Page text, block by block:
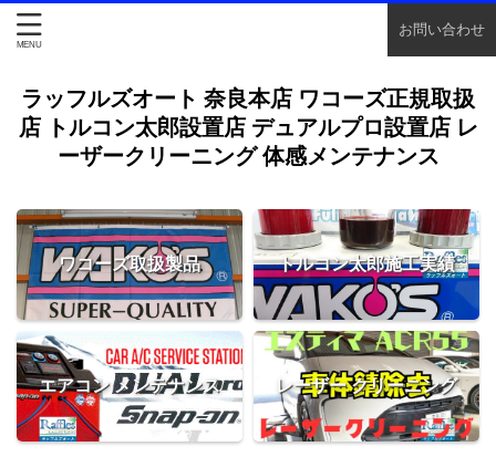
お問い合わせ
ラッフルズオート 奈良本店 ワコーズ正規取扱
店 トルコン太郎設置店 デュアルプロ設置店 レ
ーザークリーニング 体感メンテナンス
ワコーズ取扱製品 トルコン太郎施工実績
エアコン メンテナンス レーザー クリーニング